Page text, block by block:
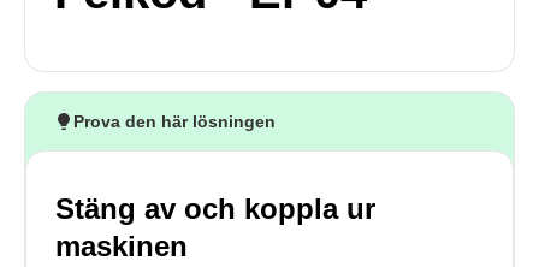
Prova den här lösningen
Stäng av och koppla ur
maskinen